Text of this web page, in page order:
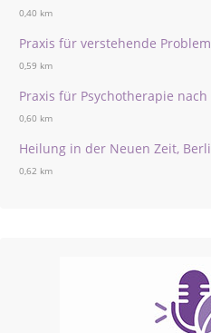
0,40 km
Praxis für verstehende
0,59 km
Praxis für Psychotherapie
0,60 km
Heilung in der Neuen Zeit,
0,62 km